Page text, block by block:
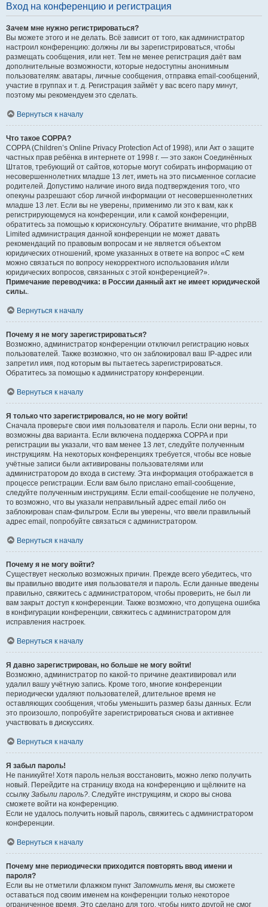
Вход на конференцию и регистрация
Зачем мне нужно регистрироваться?
Вы можете этого и не делать. Всё зависит от того, как администратор
настроил конференцию: должны ли вы зарегистрироваться, чтобы
размещать сообщения, или нет. Тем не менее регистрация даёт вам
дополнительные возможности, которые недоступны анонимным
пользователям: аватары, личные сообщения, отправка email-сообщений,
участие в группах и т. д. Регистрация займёт у вас всего пару минут,
поэтому мы рекомендуем это сделать.
Вернуться к началу
Что такое COPPA?
COPPA (Children’s Online Privacy Protection Act of 1998), или Акт о защите
частных прав ребёнка в интернете от 1998 г. — это закон Соединённых
Штатов, требующий от сайтов, которые могут собирать информацию от
несовершеннолетних младше 13 лет, иметь на это письменное согласие
родителей. Допустимо наличие иного вида подтверждения того, что
опекуны разрешают сбор личной информации от несовершеннолетних
младше 13 лет. Если вы не уверены, применимо ли это к вам, как к
регистрирующемуся на конференции, или к самой конференции,
обратитесь за помощью к юрисконсульту. Обратите внимание, что phpBB
Limited администрация данной конференции не может давать
рекомендаций по правовым вопросам и не является объектом
юридических отношений, кроме указанных в ответе на вопрос «С кем
можно связаться по вопросу некорректного использования и/или
юридических вопросов, связанных с этой конференцией?».
Примечание переводчика: в России данный акт не имеет юридической
силы..
Вернуться к началу
Почему я не могу зарегистрироваться?
Возможно, администратор конференции отключил регистрацию новых
пользователей. Также возможно, что он заблокировал ваш IP-адрес или
запретил имя, под которым вы пытаетесь зарегистрироваться.
Обратитесь за помощью к администратору конференции.
Вернуться к началу
Я только что зарегистрировался, но не могу войти!
Сначала проверьте свои имя пользователя и пароль. Если они верны, то
возможны два варианта. Если включена поддержка COPPA и при
регистрации вы указали, что вам менее 13 лет, следуйте полученным
инструкциям. На некоторых конференциях требуется, чтобы все новые
учётные записи были активированы пользователями или
администратором до входа в систему. Эта информация отображается в
процессе регистрации. Если вам было прислано email-сообщение,
следуйте полученным инструкциям. Если email-сообщение не получено,
то возможно, что вы указали неправильный адрес email либо он
заблокирован спам-фильтром. Если вы уверены, что ввели правильный
адрес email, попробуйте связаться с администратором.
Вернуться к началу
Почему я не могу войти?
Существует несколько возможных причин. Прежде всего убедитесь, что
вы правильно вводите имя пользователя и пароль. Если данные введены
правильно, свяжитесь с администратором, чтобы проверить, не был ли
вам закрыт доступ к конференции. Также возможно, что допущена ошибка
в конфигурации конференции, свяжитесь с администратором для
исправления настроек.
Вернуться к началу
Я давно зарегистрирован, но больше не могу войти!
Возможно, администратор по какой-то причине деактивировал или
удалил вашу учётную запись. Кроме того, многие конференции
периодически удаляют пользователей, длительное время не
оставляющих сообщения, чтобы уменьшить размер базы данных. Если
это произошло, попробуйте зарегистрироваться снова и активнее
участвовать в дискуссиях.
Вернуться к началу
Я забыл пароль!
Не паникуйте! Хотя пароль нельзя восстановить, можно легко получить
новый. Перейдите на страницу входа на конференцию и щёлкните на
ссылку Забыли пароль?. Следуйте инструкциям, и скоро вы снова
сможете войти на конференцию.
Если не удалось получить новый пароль, свяжитесь с администратором
конференции.
Вернуться к началу
Почему мне периодически приходится повторять ввод имени и
пароля?
Если вы не отметили флажком пункт Запомнить меня, вы сможете
оставаться под своим именем на конференции только некоторое
ограниченное время. Это сделано для того, чтобы никто другой не смог